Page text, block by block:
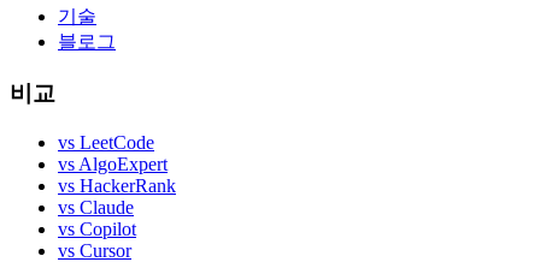
기술
블로그
비교
vs LeetCode
vs AlgoExpert
vs HackerRank
vs Claude
vs Copilot
vs Cursor